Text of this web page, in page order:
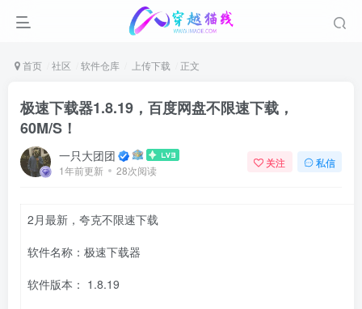
首页 社区 软件仓库 上传下载 正文
极速下载器1.8.19，百度网盘不限速下载，
60M/S！
一只大团团
1年前更新 28次阅读
关注 私信
2月最新，夸克不限速下载
软件名称：极速下载器
软件版本： 1.8.19